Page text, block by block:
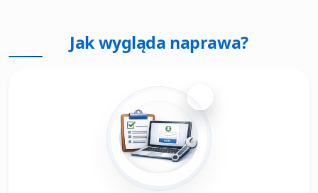
Jak wygląda naprawa?